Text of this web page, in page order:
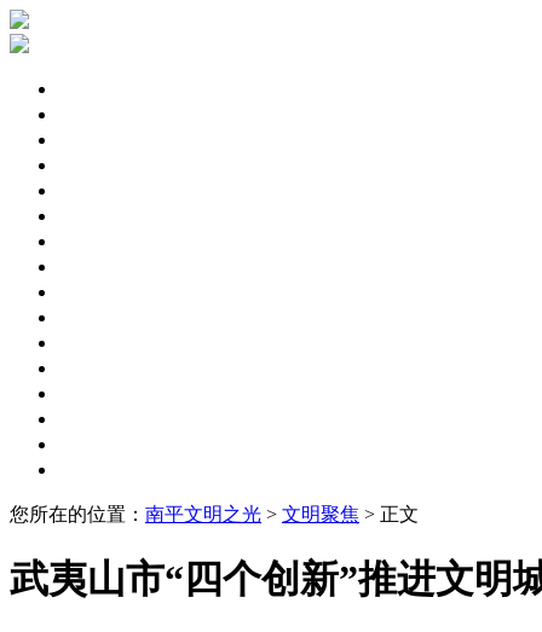
您所在的位置： 南平文明之光 > 文明聚焦 > 正文
武夷山市“四个创新”推进文明